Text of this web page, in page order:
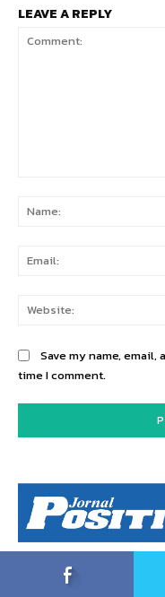
LEAVE A REPLY
Save my name,
time I comment.